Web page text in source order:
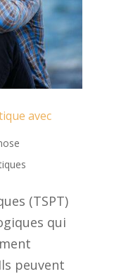
avec
(TSPT)
qui
peuvent